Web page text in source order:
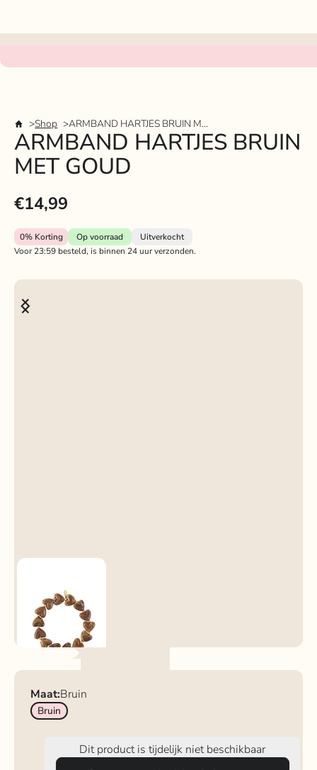
Shop ARMBAND HARTJES BRUIN MET GOUD
ARMBAND HARTJES BRUIN
MET GOUD
€14,99
0%Korting Op voorraad
Uitverkocht
Voor 23:59 besteld, is binnen 24 uur verzonden.
Maat:Bruin
Bruin
Dit product is tijdelijk niet beschikbaar